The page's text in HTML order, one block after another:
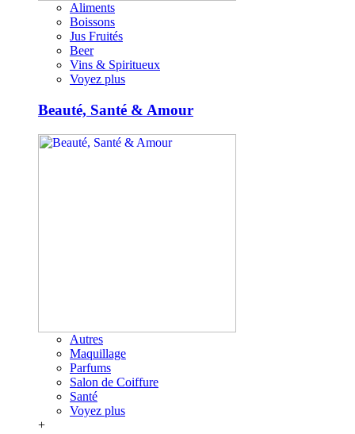
Aliments
Boissons
Jus Fruités
Beer
Vins & Spiritueux
Voyez plus
Beauté, Santé & Amour
Autres
Maquillage
Parfums
Salon de Coiffure
Santé
Voyez plus
+